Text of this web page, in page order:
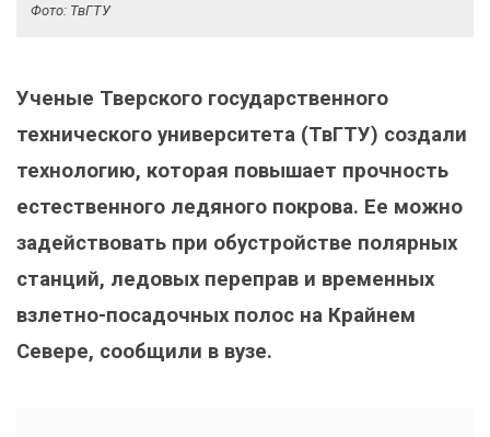
Фото: ТвГТУ
Ученые Тверского государственного
технического университета (ТвГТУ) создали
технологию, которая повышает прочность
естественного ледяного покрова. Ее можно
задействовать при обустройстве полярных
станций, ледовых переправ и временных
взлетно-посадочных полос на Крайнем
Севере, сообщили в вузе.